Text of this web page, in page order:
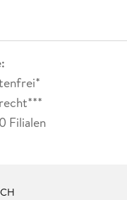
Filialen